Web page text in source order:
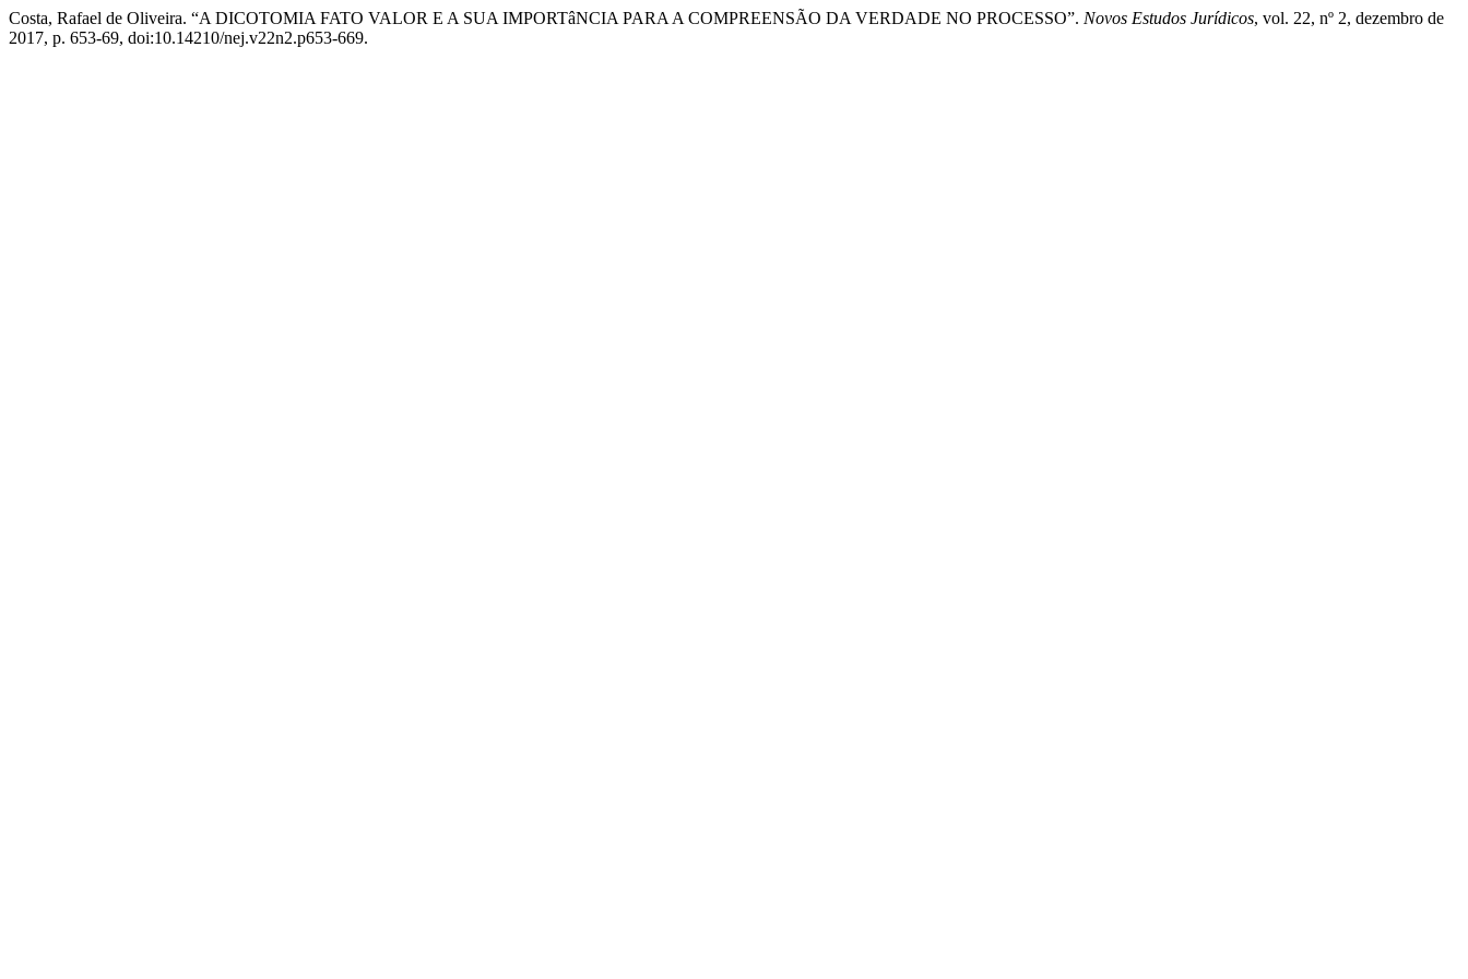
Costa, Rafael de Oliveira. “A DICOTOMIA FATO VALOR E A SUA IMPORTâNCIA PARA A COMPREENSÃO DA VERDADE NO PROCESSO”. Novos Estudos Jurí­dicos, vol. 22, nº 2, dezembro de
2017, p. 653-69, doi:10.14210/nej.v22n2.p653-669.